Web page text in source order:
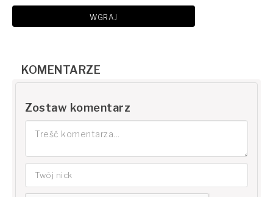
WGRAJ
KOMENTARZE
Zostaw komentarz